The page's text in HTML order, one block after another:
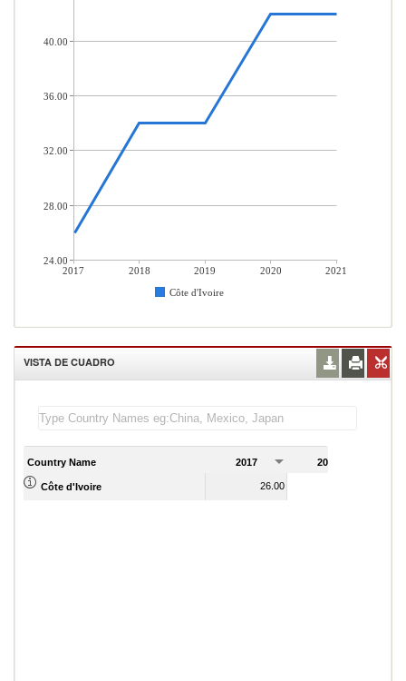
2017 2018 2019 2020
2021
Côte d'Ivoire
40.00
36.00
32.00
28.00
24.00
VISTA DE CUADRO
Country Name 2017 2018
Côte d'Ivoire 26.00